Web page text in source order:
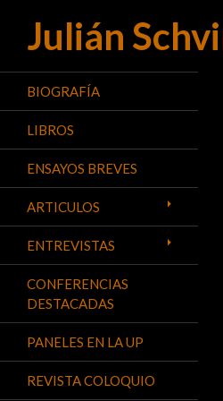
Julián
Buscar
BIOGRAFÍA
LIBROS
ENSAYOS BREVES
ARTICULOS
ENTREVISTAS
CONFERENCIAS
DESTACADAS
PANELES EN LA UP
REVISTA COLOQUIO